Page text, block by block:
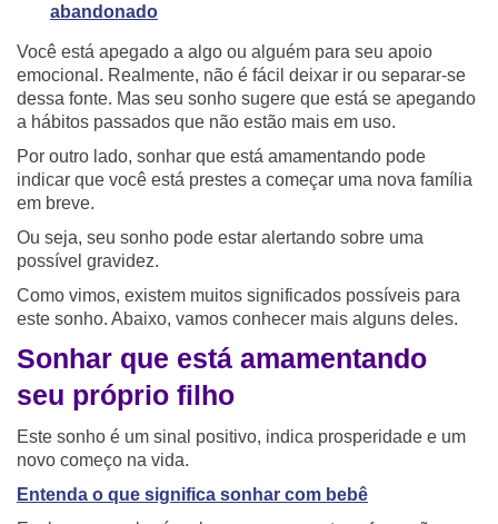
abandonado
Você está apegado a algo ou alguém para seu apoio
emocional. Realmente, não é fácil deixar ir ou separar-se
dessa fonte. Mas seu sonho sugere que está se apegando
a hábitos passados que não estão mais em uso.
Por outro lado, sonhar que está amamentando pode
indicar que você está prestes a começar uma nova família
em breve.
Ou seja, seu sonho pode estar alertando sobre uma
possível gravidez.
Como vimos, existem muitos significados possíveis para
este sonho. Abaixo, vamos conhecer mais alguns deles.
Sonhar que está amamentando
seu próprio filho
Este sonho é um sinal positivo, indica prosperidade e um
novo começo na vida.
Entenda o que significa sonhar com bebê